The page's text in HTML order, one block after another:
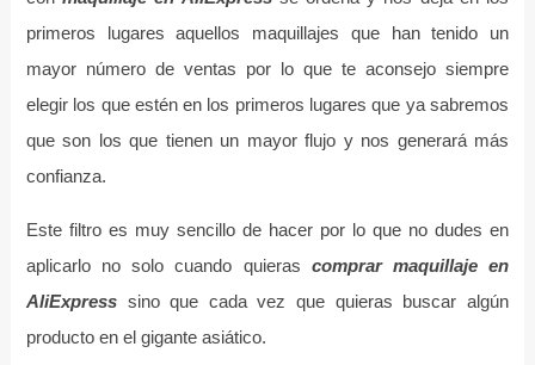
primeros lugares aquellos maquillajes que han tenido un
mayor número de ventas por lo que te aconsejo siempre
elegir los que estén en los primeros lugares que ya sabremos
que son los que tienen un mayor flujo y nos generará más
confianza.
Este filtro es muy sencillo de hacer por lo que no dudes en
aplicarlo no solo cuando quieras comprar maquillaje en
AliExpresssino que cada vez que quieras buscar algún
producto en el gigante asiático.